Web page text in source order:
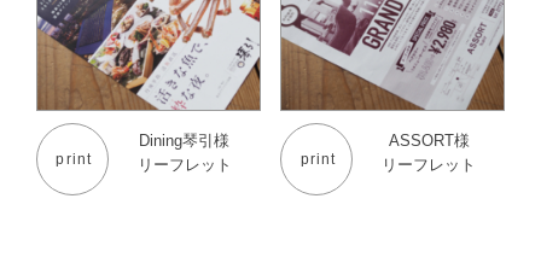
print
Dining琴引様
リーフレット
print
ASSORT様
リーフレット